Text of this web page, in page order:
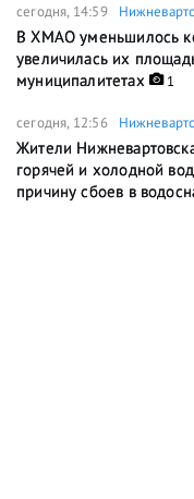
сегодня, 14:59
В ХМАО уменьшилось
увеличилась их
муниципалитетах
1
сегодня, 12:56
Жители
горячей и холодной
причину сбоев в